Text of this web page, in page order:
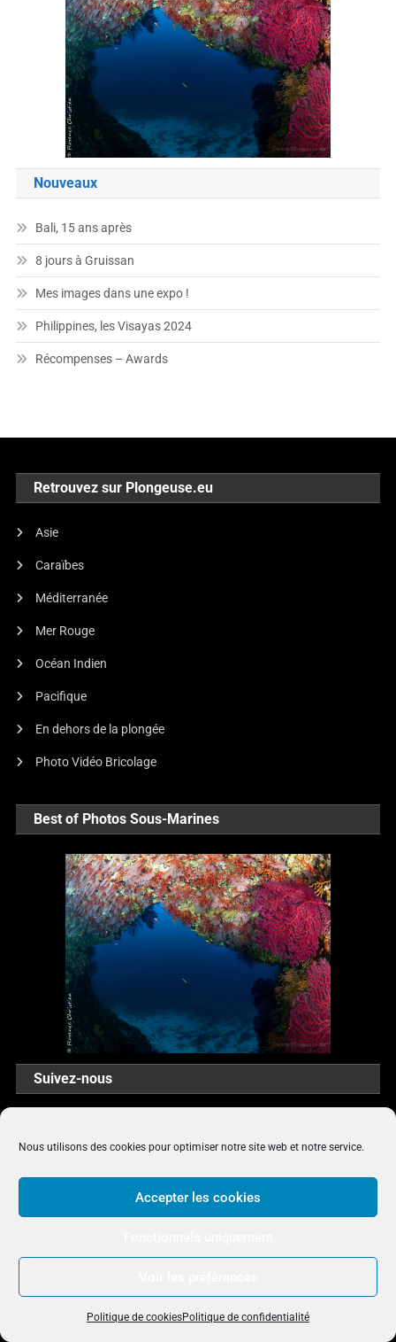
Nous utilisons des cookies pour optimiser notre site web et notre service.
Accepter les cookies
Politique de cookiesPolitique de confidentialité
Nouveaux
Bali, 15 ans après
8 jours à Gruissan
Mes images dans une expo !
Philippines, les Visayas 2024
Récompenses – Awards
Retrouvez sur Plongeuse.eu
Asie
Caraïbes
Méditerranée
Mer Rouge
Océan Indien
Pacifique
En dehors de la plongée
Photo Vidéo Bricolage
Best of Photos Sous-Marines
Suivez-nous